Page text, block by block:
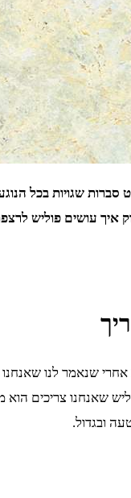
שגויות בכל
איך עושים פוליש
שנאמר לנו
שאנחנו צריכים
ובגדול.